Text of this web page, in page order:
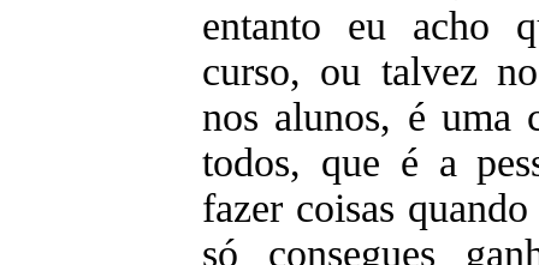
entanto eu acho
curso, ou talvez
nos alunos, é uma
todos, que é a
fazer coisas
só consegues